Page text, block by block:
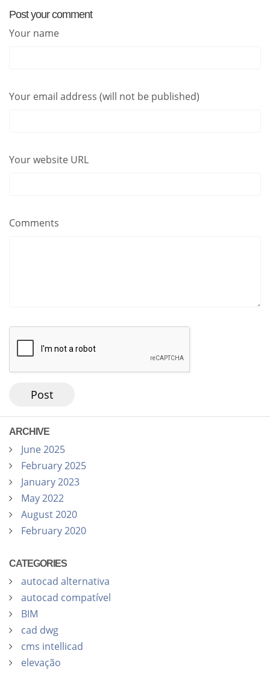
Post your comment
Your name
Your email address (will not be published)
Your website URL
Comments
ARCHIVE
June 2025
February 2025
January 2023
May 2022
August 2020
February 2020
CATEGORIES
autocad alternativa
autocad compatível
BIM
cad dwg
cms intellicad
elevação